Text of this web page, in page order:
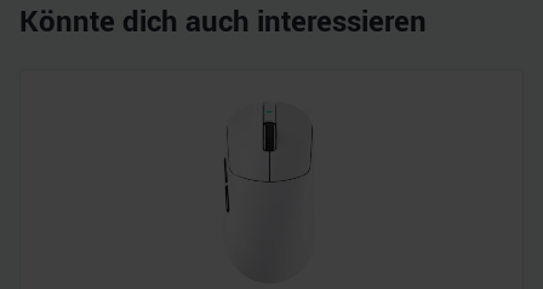
Könnte dich auch interessieren